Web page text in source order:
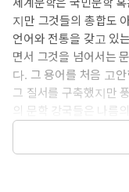
지만 그것들의 총합도
언어와 전통을 갖고 있
면서 그것을 넘어서는
다. 그 용어를 처음 고
그 질서를 구축했지만
의 문학 강국들은 나름
典)의 목록을 작성하고
한국에서도 세계문학